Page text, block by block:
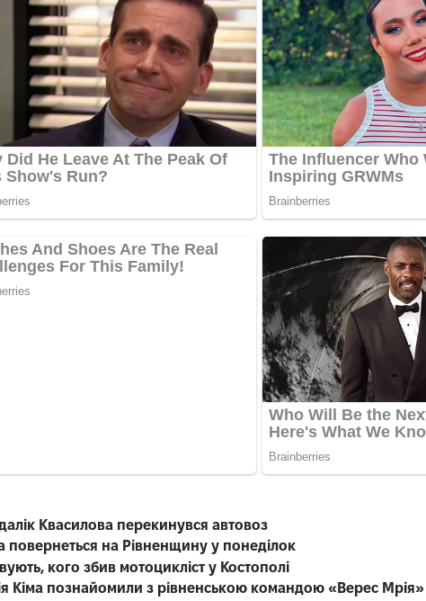
Квасилова перекинувся автовоз
повернеться на Рівненщину у понеділок
кого збив мотоцикліст у Костополі
Кіма познайомили з рівненською командою «Верес Мрія»